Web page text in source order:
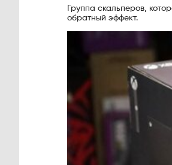
Группа скальперов,
обратный эффект.